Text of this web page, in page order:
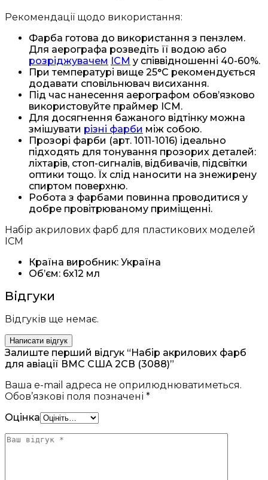
Рекомендації щодо використання:
Фарба готова до використання з пензлем.
Для аерографа розведіть її водою або
розріджувачем ICM у співвідношенні 40-60%.
При температурі вище 25°C рекомендується
додавати сповільнювач висихання.
Під час нанесення аерографом обов’язково
використовуйте праймер ICM.
Для досягнення бажаного відтінку можна
змішувати різні фарби між собою.
Прозорі фарби (арт. 1011-1016) ідеально
підходять для тонування прозорих деталей:
ліхтарів, стоп-сигналів, відбивачів, підсвітки
оптики тощо. Їх слід наносити на знежирену
спиртом поверхню.
Робота з фарбами повинна проводитися у
добре провітрюваному приміщенні.
Набір акрилових фарб для пластикових моделей
ICM
Країна виробник: Україна
Об’єм: 6х12 мл
Відгуки
Відгуків ще немає.
Написати відгук
Залиште перший відгук “Набір акрилових фарб
для авіації ВМС США 2СВ (3088)”
Ваша e-mail адреса не оприлюднюватиметься.
Обов’язкові поля позначені *
Оцінка